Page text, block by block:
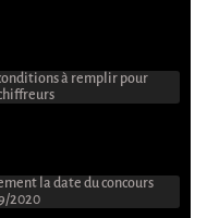
à remplir pour
la date du concours
2020